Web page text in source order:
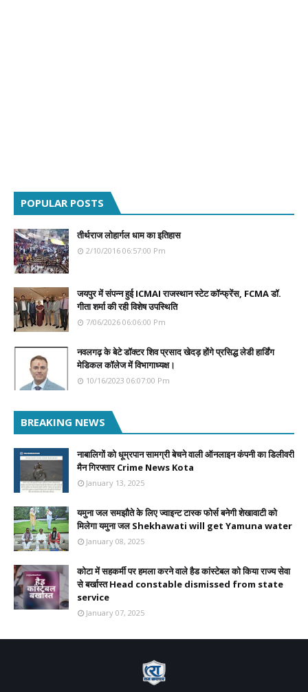
POPULAR POSTS
तीर्थराज लोहार्गल धाम का इतिहास
2/10/2016 06:57:00 Pm
जयपुर में संपन्न हुई ICMAI राजस्थान स्टेट कॉन्फ्रेंस, FCMA डॉ.
गीता शर्मा की रही विशेष उपस्थिति
7/06/2026 06:06:00 Pm
नवलगढ़ के बेटे डॉक्टर शिव प्रसाद खेदड़ होंगे प्रसिद्ध लेडी हार्डिंग
मेडिकल कॉलेज में विभागाध्यक्ष।
10/16/2023 06:07:00 Pm
BREAKING NEWS
नाबालिगों को धूम्रपान सामग्री बेचने वाली ऑनलाइन कंपनी का डिलीवरी
मैन गिरफ्तार Crime News Kota
January 13, 2025
यमुना जल समझौते के लिए ज्वाइन्ट टास्क फोर्स बनेगी शेखावाटी को
मिलेगा यमुना जल Shekhawati will get Yamuna water
January 08, 2025
कोटा में सहकर्मी पर हमला करने वाले हैड कांस्टेबल को किया राज्य सेवा
से बर्खास्त Head constable dismissed from state
service
January 07, 2025